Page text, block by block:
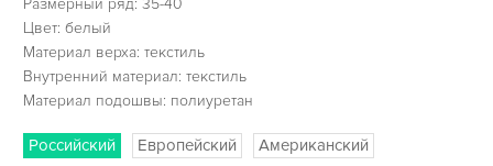
Размерный ряд: 35-40
Цвет: белый
Материал верха: текстиль
Внутренний материал: текстиль
Материал подошвы: полиуретан
Российский Европейский
Американский